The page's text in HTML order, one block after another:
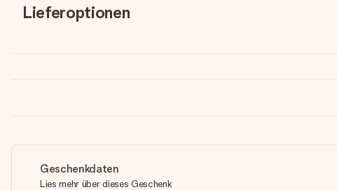
Lieferoptionen
Geschenkdaten
Lies mehr über dieses Geschenk